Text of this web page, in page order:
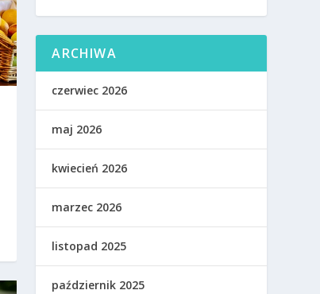
ARCHIWA
czerwiec 2026
maj 2026
kwiecień 2026
marzec 2026
listopad 2025
październik 2025